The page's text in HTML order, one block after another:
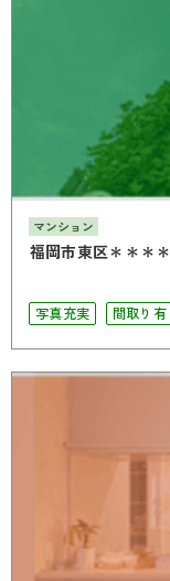
マンション
福岡市東区＊＊＊＊
写真充実
間取り有